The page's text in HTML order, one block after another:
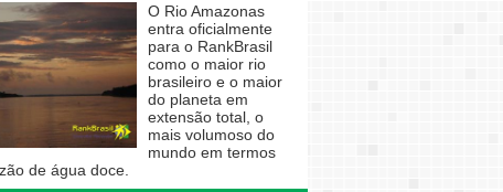
O Rio Amazonas
entra oficialmente
para o RankBrasil
como o maior rio
brasileiro e o maior
do planeta em
extensão total, o
mais volumoso do
mundo em termos
de água doce.